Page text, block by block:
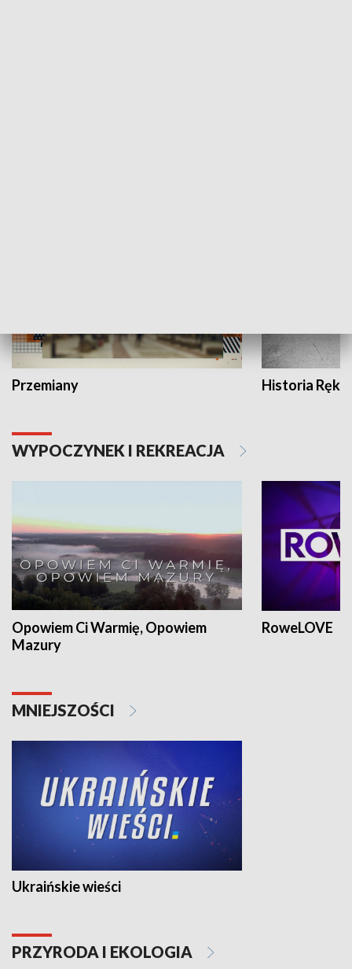
Przemiany Historia Ręką
WYPOCZYNEK I REKREACJA
Opowiem Ci Warmię, Opowiem
Mazury
RoweLOVE
MNIEJSZOŚCI
Ukraińskie wieści
PRZYRODA I EKOLOGIA